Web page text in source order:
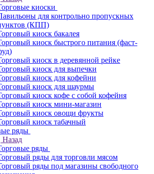
киоски
для контрольно пропускных
(КПП)
киоск бакалея
киоск быстрого питания (фаст-
киоск в деревянной рейке
киоск для выпечки
киоск для кофейни
киоск для шаурмы
киоск кофе с собой кофейня
киоск мини-магазин
киоск овощи фрукты
киоск табачный
ряды
Назад
ряды
ряды для торговли мясом
ряды под магазины свободного